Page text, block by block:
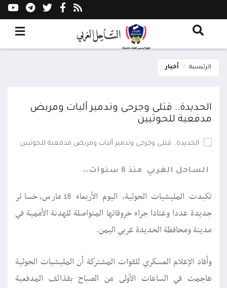
الرئيسية أخبار
الحديدة.. قتلى وجرحى وتدمير آليات ومربض
مدفعية للحوثيين
الساحل الغربي منذ 6 سنوات
تكبدت المليشيات الحوثية، اليوم الأربعاء 18 مارس، خسائر
جديدة عددا وعتادا جراء خروقاتها المتواصلة للهدنة الأممية في
مدينة ومحافظة الحديدة غربي اليمن.
وأفاد الإعلام العسكري للقوات المشتركة أن المليشيات الحوثية
هاجمت في الساعات الأولى من الصباح بقذائف المدفعية